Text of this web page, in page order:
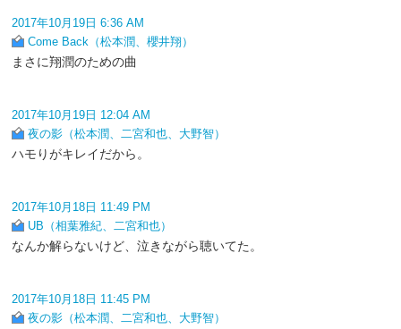
2017年10月19日 6:36 AM
Come Back（松本潤、櫻井翔）
まさに翔潤のための曲
2017年10月19日 12:04 AM
夜の影（松本潤、二宮和也、大野智）
ハモりがキレイだから。
2017年10月18日 11:49 PM
UB（相葉雅紀、二宮和也）
なんか解らないけど、泣きながら聴いてた。
2017年10月18日 11:45 PM
夜の影（松本潤、二宮和也、大野智）